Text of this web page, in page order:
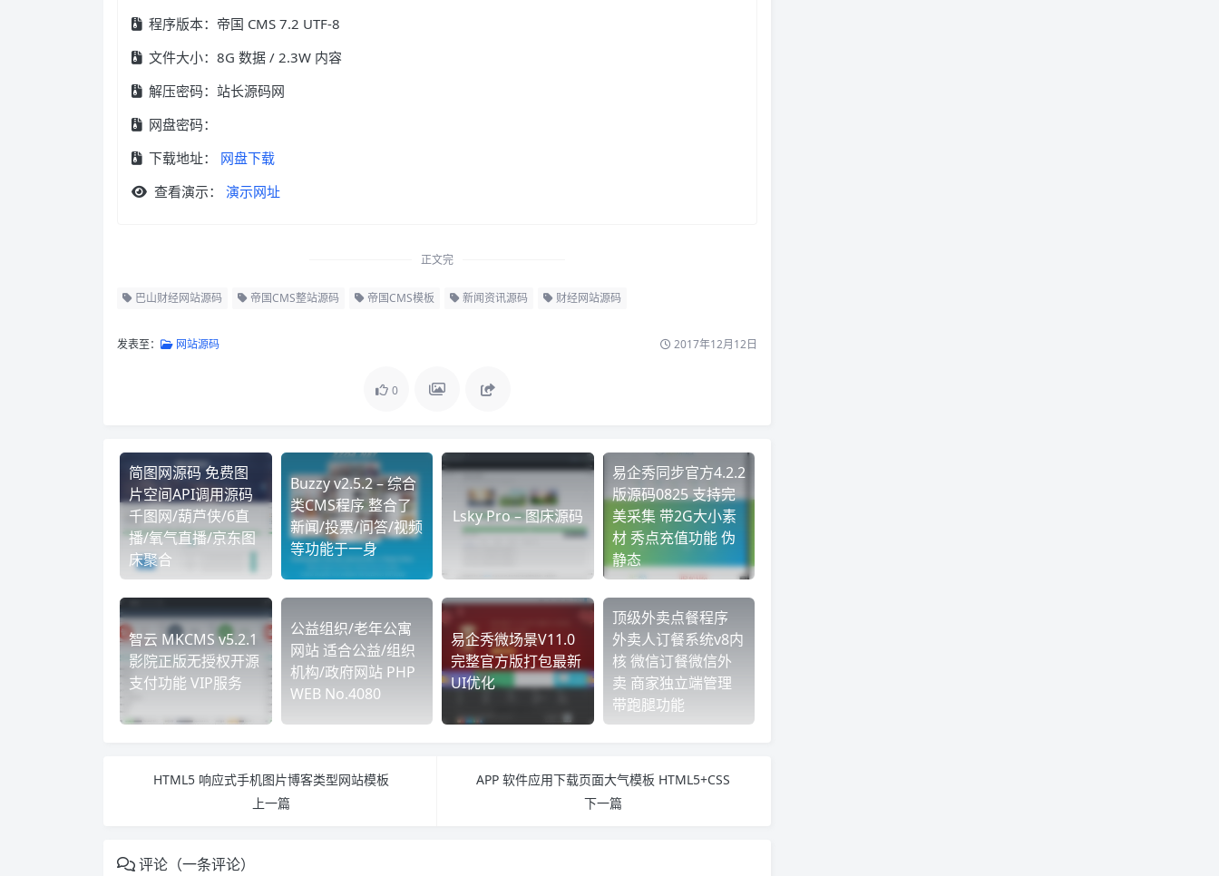
程序版本：帝国 CMS 7.2 UTF-8
文件大小：8G 数据 / 2.3W 内容
解压密码：站长源码网
网盘密码：
下载地址：
网盘下载
查看演示：
演示网址
正文完
巴山财经网站源码 帝国CMS整站源码 帝国CMS模板 新闻资讯源码 财经网站源码
发表至： 网站源码 2017年12月12日
0
简图网源码 免费图
片空间API调用源码
千图网/葫芦侠/6直
播/氧气直播/京东图
床聚合
Buzzy v2.5.2 – 综合
类CMS程序 整合了
新闻/投票/问答/视频
等功能于一身
Lsky Pro – 图床源码
易企秀同步官方4.2.2
版源码0825 支持完
美采集 带2G大小素
材 秀点充值功能 伪
静态
智云 MKCMS v5.2.1
影院正版无授权开源
支付功能 VIP服务
公益组织/老年公寓
网站 适合公益/组织
机构/政府网站 PHP
WEB No.4080
易企秀微场景V11.0
完整官方版打包最新
UI优化
顶级外卖点餐程序
外卖人订餐系统v8内
核 微信订餐微信外
卖 商家独立端管理
带跑腿功能
HTML5 响应式手机图片博客类型网站模板
上一篇
APP 软件应用下载页面大气模板 HTML5+CSS
下一篇
评论（一条评论）